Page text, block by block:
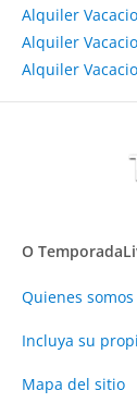
Alquiler
Alquiler
Alquiler
O
Quienes somos
Incluya su
Mapa del sitio